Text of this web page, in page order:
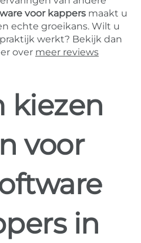
voor kappers maakt u
echte groeikans. Wilt u
werkt? Bekijk dan
over meer reviews
kiezen
voor
in